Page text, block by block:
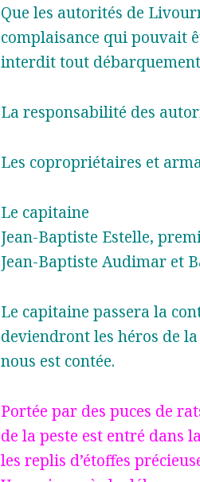
Que les autorités de
complaisance qui pouvait
interdit tout
La responsabilité des
Les copropriétaires et
Le capitaine
Jean-Baptiste Estelle,
Jean-Baptiste Audimar et
Le capitaine passera la
deviendront les héros de
nous est contée.
Portée par des puces de
de la peste est entré dans
les replis d’étoffes